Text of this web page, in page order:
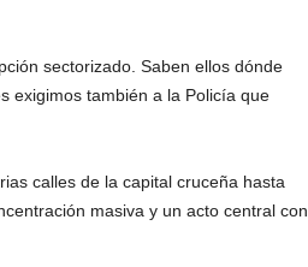
sectorizado. Saben ellos dónde
exigimos también a la Policía que
calles de la capital cruceña hasta
masiva y un acto central con